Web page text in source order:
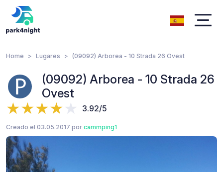
Home Lugares (09092) Arborea - 10 Strada 26 Ovest
(09092) Arborea - 10 Strada 26
Ovest
3.92/5
Creado el 03.05.2017 por cammping1